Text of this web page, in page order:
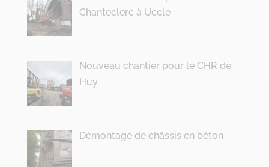
Chanteclerc à Uccle
Nouveau chantier pour le CHR de
Huy
Démontage de châssis en béton